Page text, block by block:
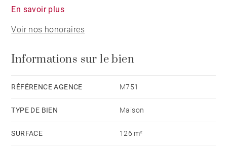
deux grandes terrasses ensoleillées. Garage
indépendant converti en atelier d'artiste.
En savoir plus
Voir nos honoraires
Informations sur le bien
RÉFÉRENCE AGENCE M751
TYPE DE BIEN Maison
SURFACE 126 m²